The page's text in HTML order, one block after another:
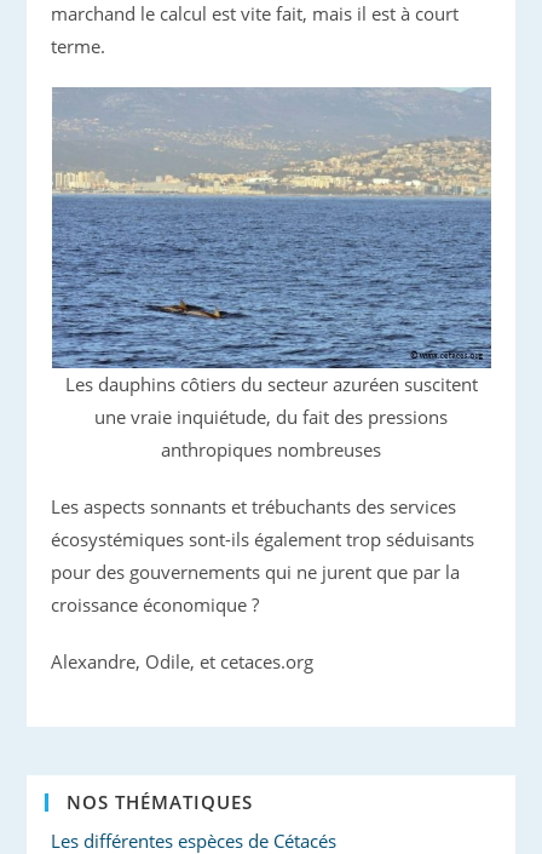
marchand le calcul est vite fait, mais il est à court
terme.
Les dauphins côtiers du secteur azuréen suscitent
une vraie inquiétude, du fait des pressions
anthropiques nombreuses
Les aspects sonnants et trébuchants des services
écosystémiques sont-ils également trop séduisants
pour des gouvernements qui ne jurent que par la
croissance économique ?
Alexandre, Odile, et cetaces.org
NOS THÉMATIQUES
Les différentes espèces de Cétacés